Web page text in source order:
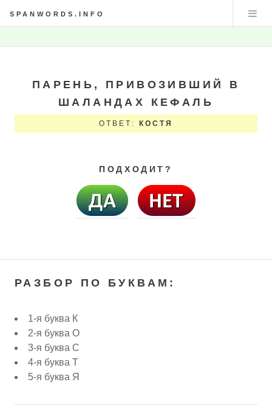
SPANWORDS.INFO
ПАРЕНЬ, ПРИВОЗИВШИЙ В
ШАЛАНДАХ КЕФАЛЬ
ОТВЕТ: КОСТЯ
ПОДХОДИТ?
РАЗБОР ПО БУКВАМ:
1-я буква К
2-я буква О
3-я буква С
4-я буква Т
5-я буква Я